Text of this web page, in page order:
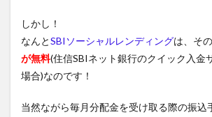
しかし！
なんとSBIソーシャルレンディングは、その
が無料(住信SBIネット銀行のクイック入金
場合)なのです！
当然ながら毎月分配金を受け取る際の振込